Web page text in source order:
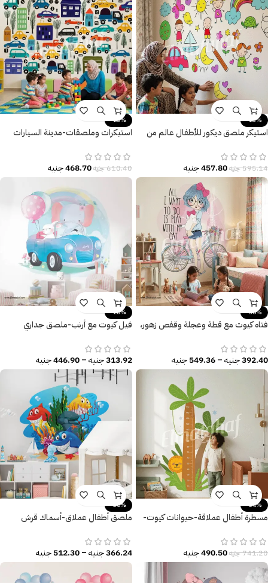
-23%
استيكر ملصق ديكور للأطفال عالم من
595.14جنيه457.80جنيه
-23%
استيكرات وملصقات-مدينة السيارات
610.40جنيه468.70جنيه
-30%
فتاه كيوت مع قطة وعجلة وقفص زهور،
Cat)
392.40جنيه–
549.36جنيه
-28%
فيل كيوت مع أرنب-ملصق جداري
313.92جنيه–
446.90جنيه
-34%
مسطرة أطفال عملاقة-حيوانات كيوت-
741.20جنيه490.50جنيه
-30%
ملصق أطفال عملاق-أسماك قرش
366.24جنيه–
512.30جنيه